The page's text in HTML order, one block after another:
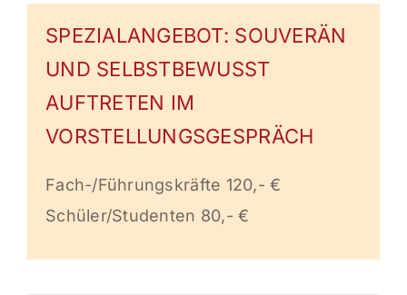
SPEZIALANGEBOT: SOUVERÄN
UND SELBSTBEWUSST
AUFTRETEN IM
VORSTELLUNGSGESPRÄCH
Fach-/Führungskräfte 120,- €
Schüler/Studenten 80,- €